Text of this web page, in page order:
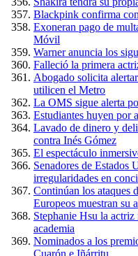
Blackpink confirma
Exoneran pago de
Móvil
Warner anuncia los
Falleció la primera
Abogado solicita
utilicen el Metro
La OMS sigue alerta
Estudiantes huyen por
Lavado de dinero y
contra Inés Gómez
El espectáculo
Senadores de Estados
irregularidades en
Continúan los ataques
Europeos muestran su
Stephanie Hsu la
academia
Nominados a los
Cuarón e Iñárritu